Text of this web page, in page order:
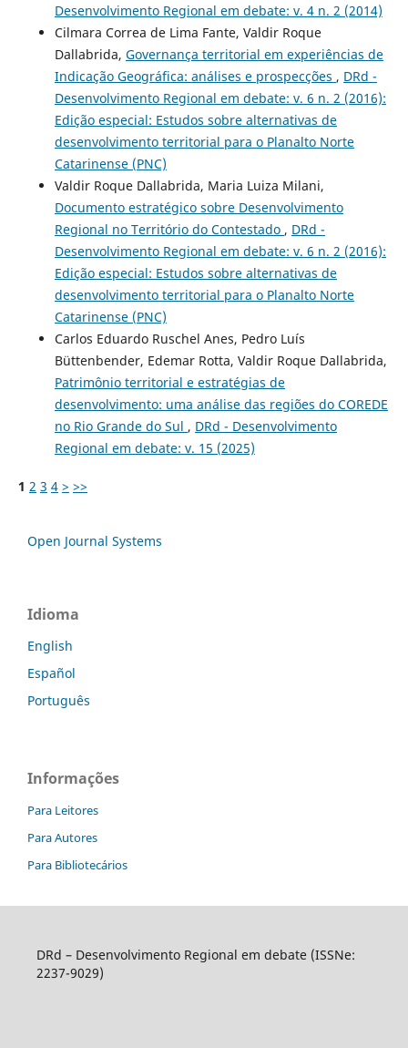
Desenvolvimento Regional em debate: v. 4 n. 2 (2014)
Cilmara Correa de Lima Fante, Valdir Roque
Dallabrida, Governança territorial em experiências de
Indicação Geográfica: análises e prospecções , DRd -
Desenvolvimento Regional em debate: v. 6 n. 2 (2016):
Edição especial: Estudos sobre alternativas de
desenvolvimento territorial para o Planalto Norte
Catarinense (PNC)
Valdir Roque Dallabrida, Maria Luiza Milani,
Documento estratégico sobre Desenvolvimento
Regional no Território do Contestado , DRd -
Desenvolvimento Regional em debate: v. 6 n. 2 (2016):
Edição especial: Estudos sobre alternativas de
desenvolvimento territorial para o Planalto Norte
Catarinense (PNC)
Carlos Eduardo Ruschel Anes, Pedro Luís
Büttenbender, Edemar Rotta, Valdir Roque Dallabrida,
Patrimônio territorial e estratégias de
desenvolvimento: uma análise das regiões do COREDE
no Rio Grande do Sul , DRd - Desenvolvimento
Regional em debate: v. 15 (2025)
1 2 3 4 > >>
Open Journal Systems
Idioma
English
Español
Português
Informações
Para Leitores
Para Autores
Para Bibliotecários
DRd – Desenvolvimento Regional em debate (ISSNe:
2237-9029)